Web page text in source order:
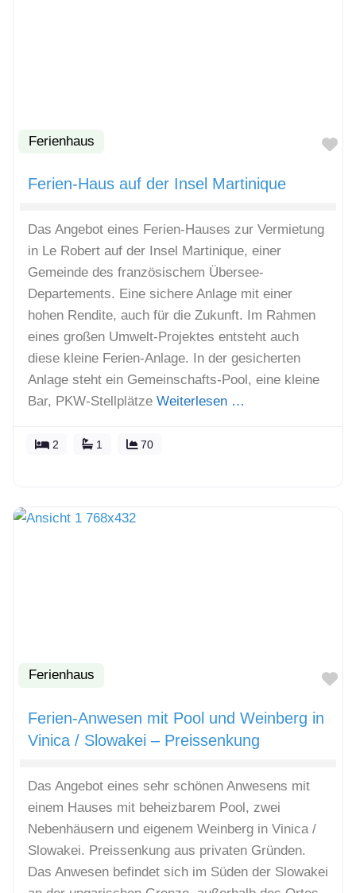
Ferienhaus
Ferien-Haus auf der Insel Martinique
Das Angebot eines Ferien-Hauses zur Vermietung
in Le Robert auf der Insel Martinique, einer
Gemeinde des französischem Übersee-
Departements. Eine sichere Anlage mit einer
hohen Rendite, auch für die Zukunft. Im Rahmen
eines großen Umwelt-Projektes entsteht auch
diese kleine Ferien-Anlage. In der gesicherten
Anlage steht ein Gemeinschafts-Pool, eine kleine
Bar, PKW-Stellplätze Weiterlesen …
2 1 70
Ferienhaus
Ferien-Anwesen mit Pool und Weinberg in
Vinica / Slowakei – Preissenkung
Das Angebot eines sehr schönen Anwesens mit
einem Hauses mit beheizbarem Pool, zwei
Nebenhäusern und eigenem Weinberg in Vinica /
Slowakei. Preissenkung aus privaten Gründen.
Das Anwesen befindet sich im Süden der Slowakei